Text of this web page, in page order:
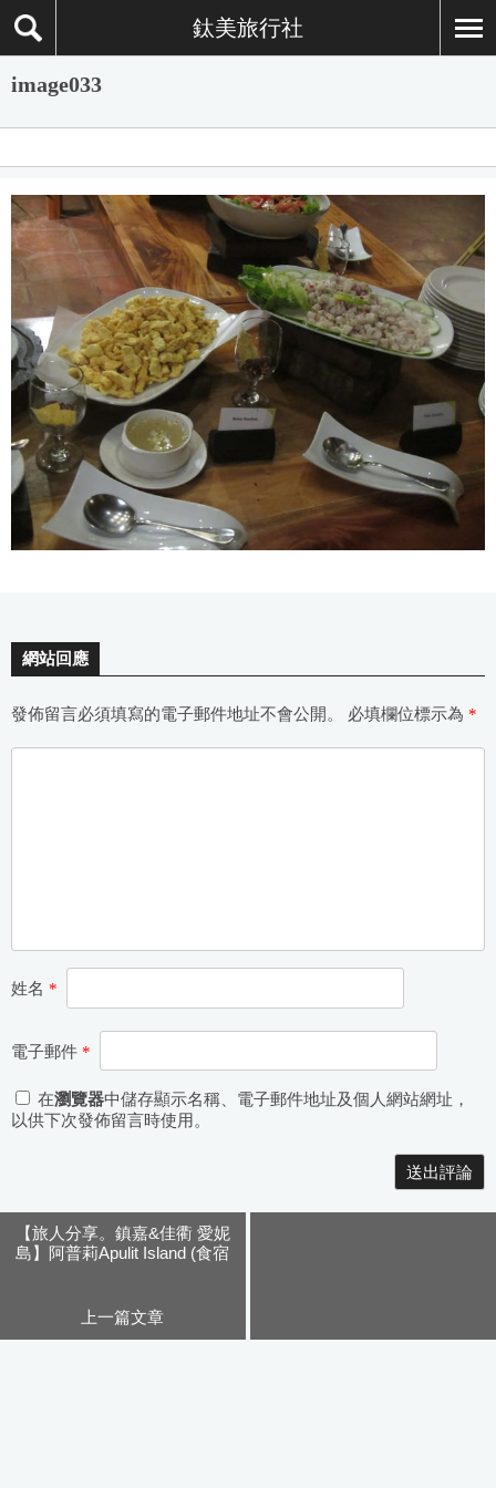
鈦美旅行社
image033
網站回應
發佈留言必須填寫的電子郵件地址不會公開。 必填欄位標示為 *
姓名 *
電子郵件 *
在瀏覽器中儲存顯示名稱、電子郵件地址及個人網站網址，
以供下次發佈留言時使用。
【旅人分享。鎮嘉&佳衢 愛妮
島】阿普莉Apulit Island (食宿
上一篇文章